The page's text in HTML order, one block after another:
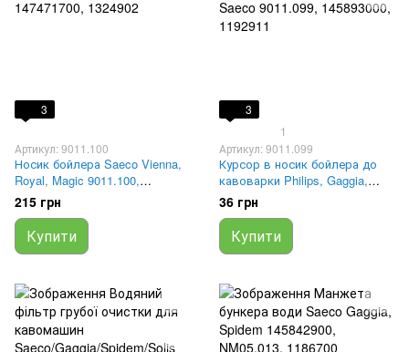
3
Артикул: 9011.100
Носик бойлера Saeco Vienna,
Royal, Magic 9011.100,
147471700, 1324902
215 грн
Купити
3
1
Артикул: 9011.099
Курсор в носик бойлера до
кавоварки Philips, Gaggia,
Saeco 9011.099, 145893000,
1192911
36 грн
Купити